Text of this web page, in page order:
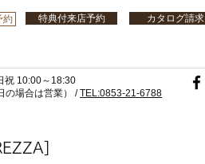
約 特典付来店予約 カタログ請求
祝 10:00～18:30
の場合は営業） /TEL:0853-21-6788